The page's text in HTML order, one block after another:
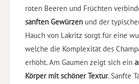
roten Beeren und Früchten
sanften Gewürzen und der
Hauch von Lakritz sorgt für eine
welche die Komplexität des
erhöht. Am Gaumen zeigt sich ein
Körper mit schöner Textur. Sanfte